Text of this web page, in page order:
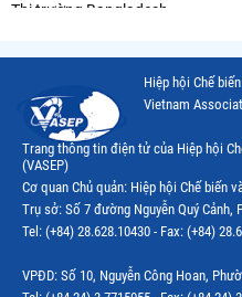
Thị trường Bangladesh
Thị trường Canada
Thị trường Ecuador
Thị trường EU
Thị trường Indonesia
Hiệp hội Chế
Vietnam
Trang thông tin điện tử của Hiệp hội
(VASEP)
Cơ quan Chủ quản: Hiệp hội Chế biến
Trụ sở: Số 7 đường Nguyễn Quý Cảnh,
Tel: (+84) 28.628.10430 - Fax: (+84)
VPĐD: Số 10, Nguyễn Công Hoan,